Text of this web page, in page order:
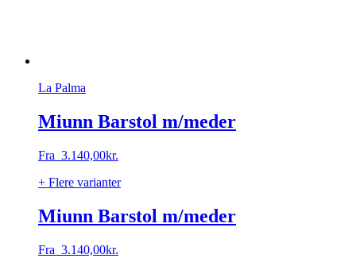
La Palma
Miunn Barstol m/meder
Fra 3.140,00kr.
+ Flere varianter
Miunn Barstol m/meder
Fra 3.140,00kr.